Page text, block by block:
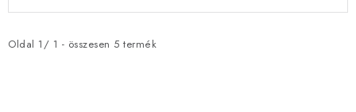
Visszaküldés, csere és reklamációkezelés
Nagykereskedelem
m
Oldal 1 / 1 - összesen 5 termék
m